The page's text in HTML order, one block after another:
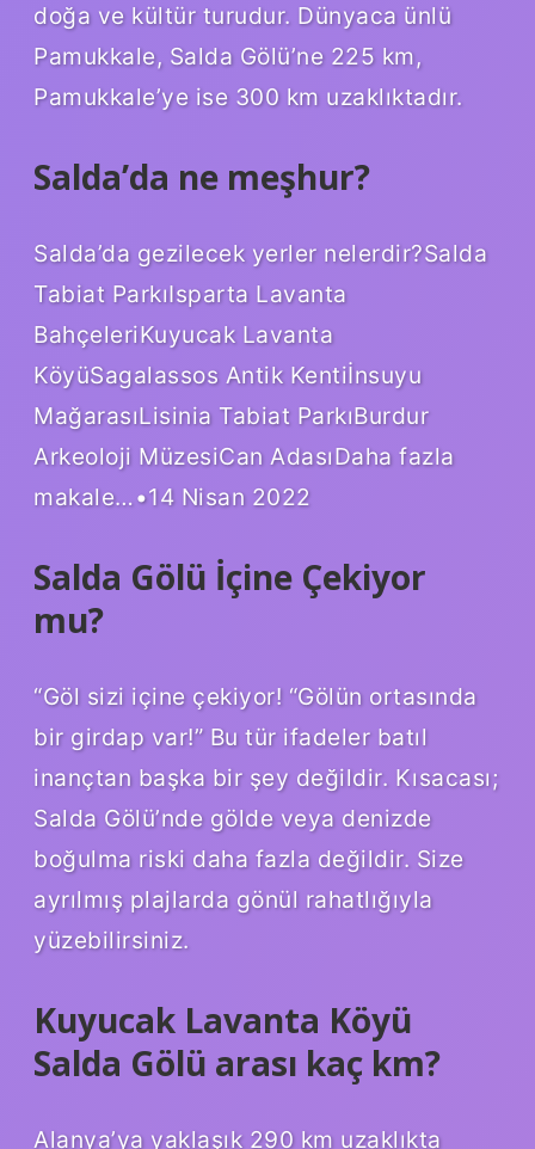
doğa ve kültür turudur. Dünyaca ünlü
Pamukkale, Salda Gölü’ne 225 km,
Pamukkale’ye ise 300 km uzaklıktadır.
Salda’da ne meşhur?
Salda’da gezilecek yerler nelerdir?Salda
Tabiat ParkıIsparta Lavanta
BahçeleriKuyucak Lavanta
KöyüSagalassos Antik Kentiİnsuyu
MağarasıLisinia Tabiat ParkıBurdur
Arkeoloji MüzesiCan AdasıDaha fazla
makale…•14 Nisan 2022
Salda Gölü İçine Çekiyor
mu?
“Göl sizi içine çekiyor! “Gölün ortasında
bir girdap var!” Bu tür ifadeler batıl
inançtan başka bir şey değildir. Kısacası;
Salda Gölü’nde gölde veya denizde
boğulma riski daha fazla değildir. Size
ayrılmış plajlarda gönül rahatlığıyla
yüzebilirsiniz.
Kuyucak Lavanta Köyü
Salda Gölü arası kaç km?
Alanya’ya yaklaşık 290 km uzaklıkta